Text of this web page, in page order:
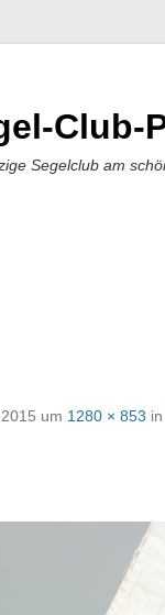
Club-
Segelclub am
um 1280 × 853 in